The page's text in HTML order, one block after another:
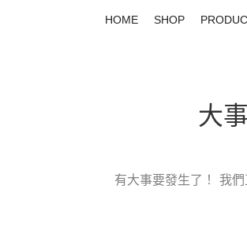
HOME SHOP
大
有大事要發生了！ 我